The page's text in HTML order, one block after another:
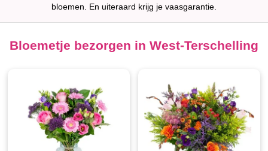
bloemen. En uiteraard krijg je vaasgarantie.
Bloemetje bezorgen in West-Terschelling